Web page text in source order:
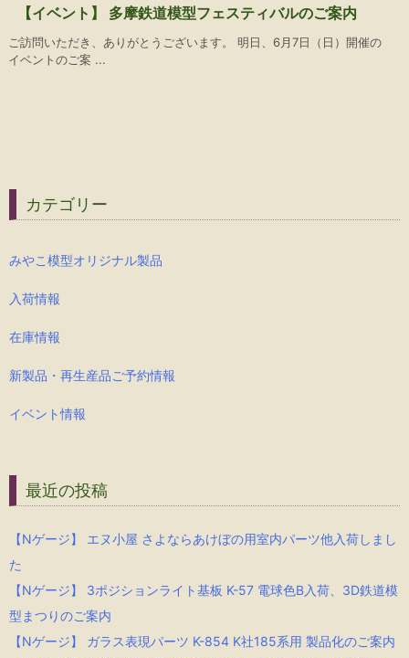
【イベント】 多摩鉄道模型フェスティバルのご案内
ご訪問いただき、ありがとうございます。 明日、6月7日（日）開催の
イベントのご案 ...
カテゴリー
みやこ模型オリジナル製品
入荷情報
在庫情報
新製品・再生産品ご予約情報
イベント情報
最近の投稿
【Nゲージ】 エヌ小屋 さよならあけぼの用室内パーツ他入荷しまし
た
【Nゲージ】 3ポジションライト基板 K-57 電球色B入荷、3D鉄道模
型まつりのご案内
【Nゲージ】 ガラス表現パーツ K-854 K社185系用 製品化のご案内